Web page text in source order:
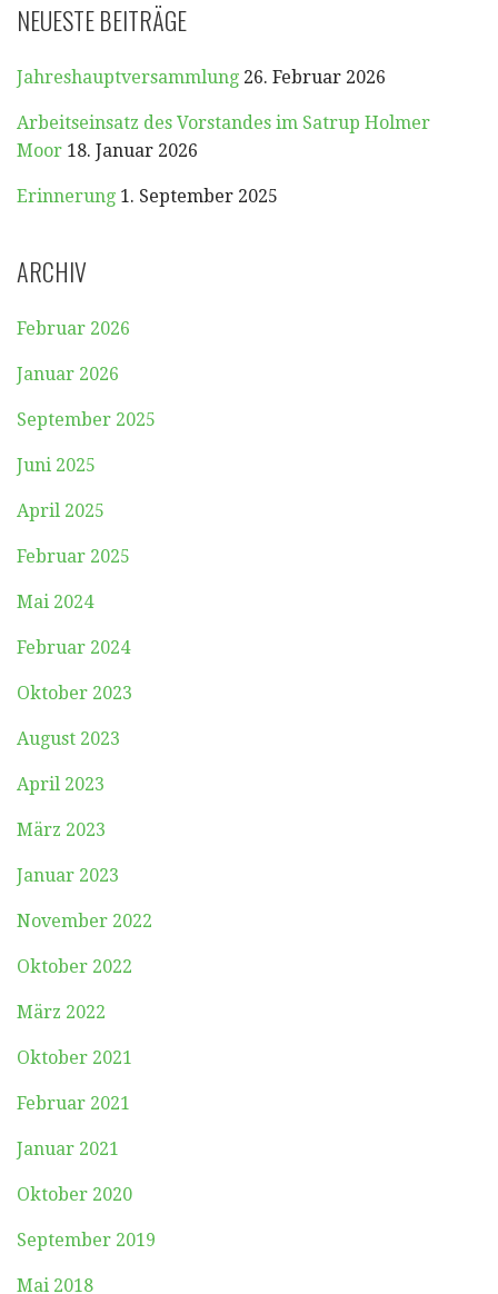
NEUESTE BEITRÄGE
Jahreshauptversammlung 26. Februar 2026
Arbeitseinsatz des Vorstandes im Satrup Holmer
Moor 18. Januar 2026
Erinnerung 1. September 2025
ARCHIV
Februar 2026
Januar 2026
September 2025
Juni 2025
April 2025
Februar 2025
Mai 2024
Februar 2024
Oktober 2023
August 2023
April 2023
März 2023
Januar 2023
November 2022
Oktober 2022
März 2022
Oktober 2021
Februar 2021
Januar 2021
Oktober 2020
September 2019
Mai 2018